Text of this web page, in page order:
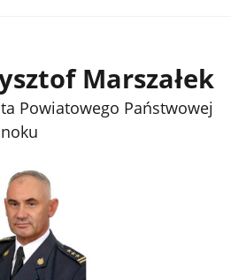
Marszałek
Powiatowego Państwowej